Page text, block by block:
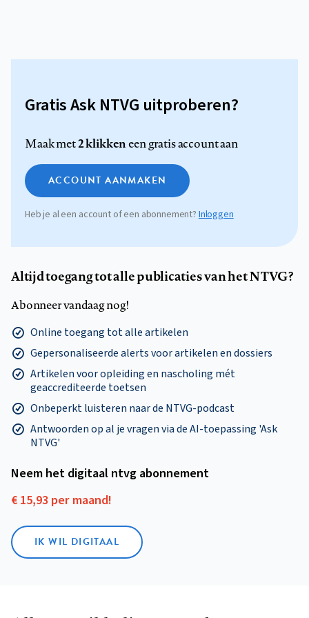
Gratis Ask NTVG uitproberen?
Maak met2 klikkeneen gratis account aan
ACCOUNT AANMAKEN
Heb je al een account of een abonnement?Inloggen
Altijd toegang tot alle publicaties van het NTVG?
Abonneer vandaag nog!
Online toegang tot alle artikelen
Gepersonaliseerde alerts voor artikelen en dossiers
Artikelen voor opleiding en nascholing mét
geaccrediteerde toetsen
Onbeperkt luisteren naar de NTVG-podcast
Antwoorden op al je vragen via de AI-toepassing 'Ask
NTVG'
Neem het digitaal ntvg abonnement
€ 15,93 per maand!
IK WIL DIGITAAL